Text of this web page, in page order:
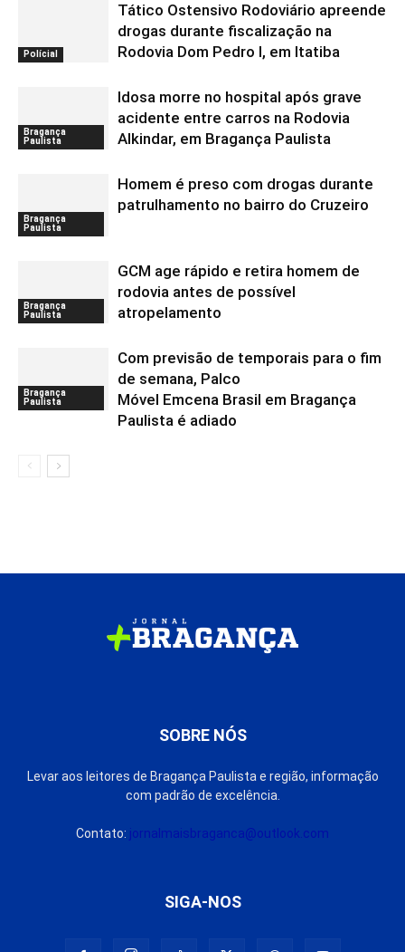
Polícial
Tático Ostensivo Rodoviário apreende
drogas durante fiscalização na
Rodovia Dom Pedro I, em Itatiba
Bragança
Paulista
Idosa morre no hospital após grave
acidente entre carros na Rodovia
Alkindar, em Bragança Paulista
Bragança
Paulista
Homem é preso com drogas durante
patrulhamento no bairro do Cruzeiro
Bragança
Paulista
GCM age rápido e retira homem de
rodovia antes de possível
atropelamento
Bragança
Paulista
Com previsão de temporais para o fim
de semana, Palco
Móvel Emcena Brasil em Bragança
Paulista é adiado
SOBRE NÓS
Levar aos leitores de Bragança Paulista e região, informação
com padrão de excelência.
Contato: jornalmaisbraganca@outlook.com
SIGA-NOS